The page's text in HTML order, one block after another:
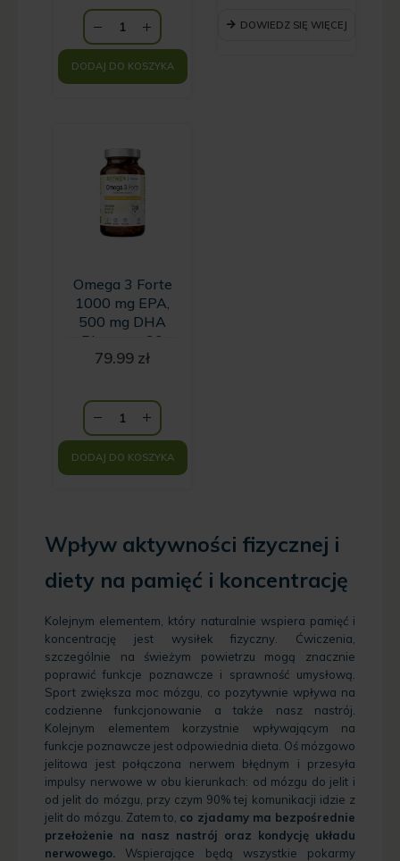
89.99 zł.
cena
wynosi:
71.99 zł.
DODAJ DO KOSZYKA
DOWIEDZ SIĘ WIĘCEJ
Omega 3 Forte
1000 mg EPA,
500 mg DHA
Biowen - 90
kapsułek
79.99 zł
DODAJ DO KOSZYKA
Wpływ aktywności fizycznej i
diety na pamięć i koncentrację
Kolejnym elementem, który naturalnie wspiera pamięć i
koncentrację jest wysiłek fizyczny. Ćwiczenia,
szczególnie na świeżym powietrzu mogą znacznie
poprawić funkcje poznawcze i sprawność umysłową.
Sport zwiększa moc mózgu, co pozytywnie wpływa na
codzienne funkcjonowanie a także nasz nastrój.
Kolejnym elementem korzystnie wpływającym na
funkcje poznawcze jest odpowiednia dieta. Oś mózgowo
jelitowa jest połączona nerwem błędnym i przesyła
impulsy nerwowe w obu kierunkach: od mózgu do jelit i
od jelit do mózgu, przy czym 90% tej komunikacji idzie z
jelit do mózgu. Zatem to, co zjadamy ma bezpośrednie
przełożenie na nasz nastrój oraz kondycję układu
nerwowego.
Wspierające będą wszystkie pokarmy